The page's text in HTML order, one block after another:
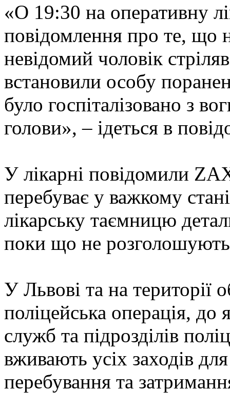
«О 19:30 на оперативну
повідомлення про те, що
невідомий чоловік
встановили особу
було госпіталізовано з
голови», – ідеться в
У лікарні повідомили
перебуває у важкому
лікарську таємницю
поки що не
У Львові та на території
поліцейська операція, до
служб та підрозділів
вживають усіх заходів
перебування та